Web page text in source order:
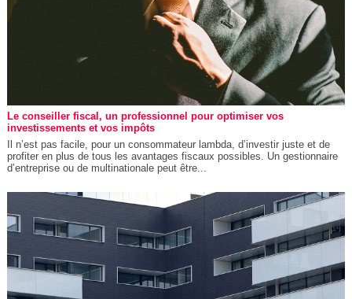
Le conseiller fiscal, un professionnel pour optimiser vos
investissements et vos impôts
Il n’est pas facile, pour un consommateur lambda, d’investir juste et de
profiter en plus de tous les avantages fiscaux possibles. Un gestionnaire
d’entreprise ou de multinationale peut être...